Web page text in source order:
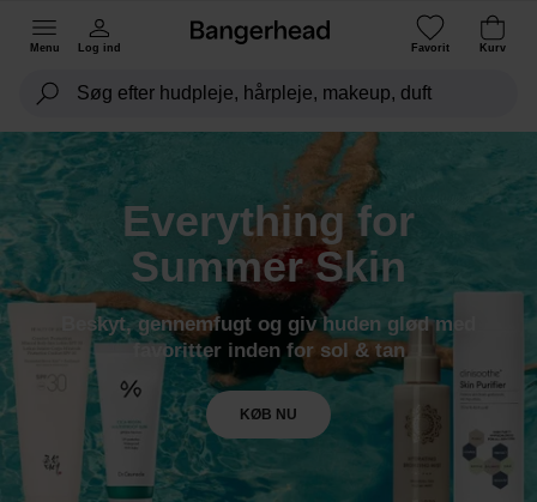
Menu Log ind Favorit Kurv
Everything for
Summer Skin
Beskyt, gennemfugt og giv huden glød med
favoritter inden for sol & tan
KØB NU